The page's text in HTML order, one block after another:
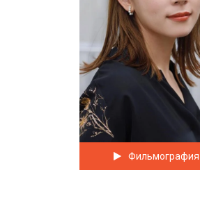
Фильмография